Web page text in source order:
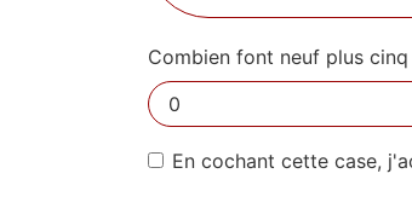
Combien font neuf plus cinq
En cochant cette case,